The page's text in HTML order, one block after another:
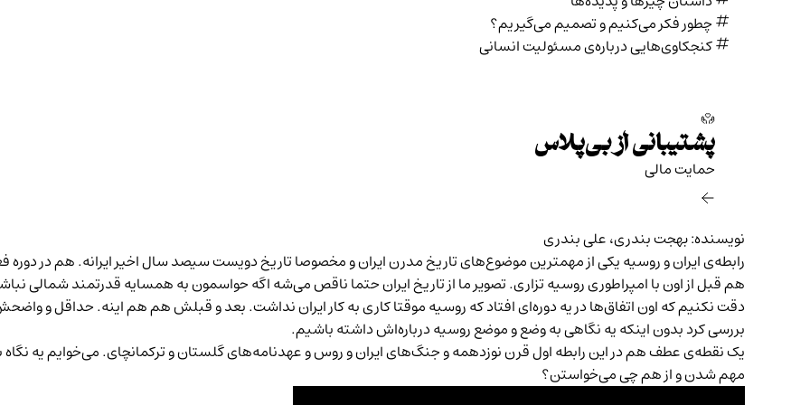
بریتانیا، روسیه و ایران
بازی بزرگ، جنگ سرد قرن نوزدهم
دیدار نماینده کمپانی هند شرقی با فتحعلی شاه
چطور فکر می‌کنیم و تصمیم می‌گیریم؟
کنجکاوی‌هایی درباره‌ی مسئولیت انسانی
پشتیبانی از بی‌پلاس
حمایت مالی‌
نویسنده: بهجت بندری، علی بندری
رابطه‌ی ایران و روسیه یکی از مهمترین موضوع‌های تاریخ مدرن ایران و مخصوصا تاریخ دویست سیصد سال اخیر ایرانه. هم در دوره
هم قبل از اون با امپراطوری روسیه تزاری. تصویر ما از تاریخ ایران حتما ناقص می‌شه اگه حواسمون به همسایه قدرتمند شمالی
دقت نکنیم که اون اتفاق‌ها در یه دوره‌ای افتاد که روسیه موقتا کاری به کار ایران نداشت. بعد و قبلش هم هم اینه. حداقل و
بررسی کرد بدون اینکه یه نگاهی به وضع و موضع روسیه درباره‌اش داشته باشیم.
یک نقطه‌‌ی عطف هم در این رابطه اول قرن نوزدهمه و جنگ‌های ایران و روس و عهدنامه‌های گلستان و ترکمانچای. می‌خوایم یه نگاه
مهم شدن و از هم چی می‌خواستن؟